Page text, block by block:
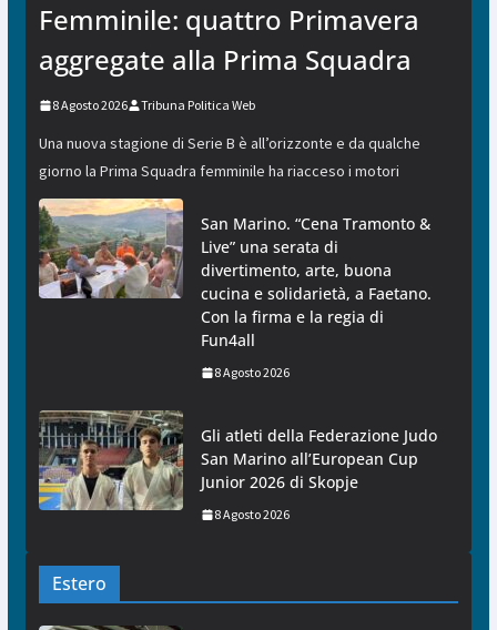
Femminile: quattro Primavera
aggregate alla Prima Squadra
8 Agosto 2026 Tribuna Politica Web
Una nuova stagione di Serie B è all’orizzonte e da qualche
giorno la Prima Squadra femminile ha riacceso i motori
San Marino. “Cena Tramonto &
Live” una serata di
divertimento, arte, buona
cucina e solidarietà, a Faetano.
Con la firma e la regia di
Fun4all
8 Agosto 2026
Gli atleti della Federazione Judo
San Marino all’European Cup
Junior 2026 di Skopje
8 Agosto 2026
Estero